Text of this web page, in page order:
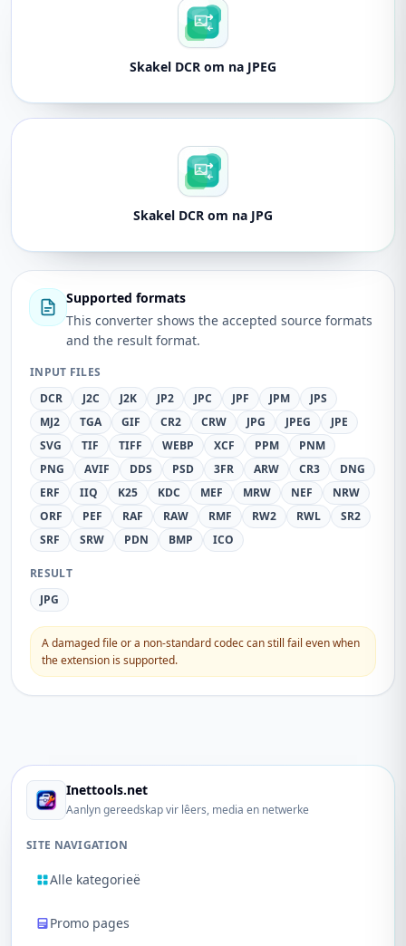
Skakel DCR om na JPEG
Skakel DCR om na JPG
Supported formats
This converter shows the accepted source formats
and the result format.
INPUT FILES
DCR
J2C J2K JP2 JPC JPF JPM
JPS
MJ2
TGA GIF CR2 CRW JPG JPEG
JPE
SVG
TIF TIFF WEBP XCF PPM
PNM
PNG
AVIF DDS PSD 3FR ARW CR3
DNG
ERF
IIQ K25 KDC MEF MRW NEF
NRW
ORF
PEF RAF RAW RMF RW2 RWL
SR2
SRF
SRW PDN BMP ICO
RESULT
JPG
A damaged file or a non-standard codec can still fail even when
the extension is supported.
Inettools.net
Aanlyn gereedskap vir lêers, media en netwerke
SITE NAVIGATION
Alle kategorieë
Promo pages